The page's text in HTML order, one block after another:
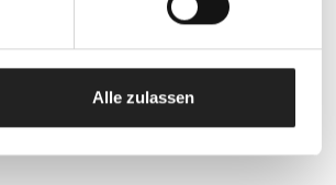
Alle zulassen